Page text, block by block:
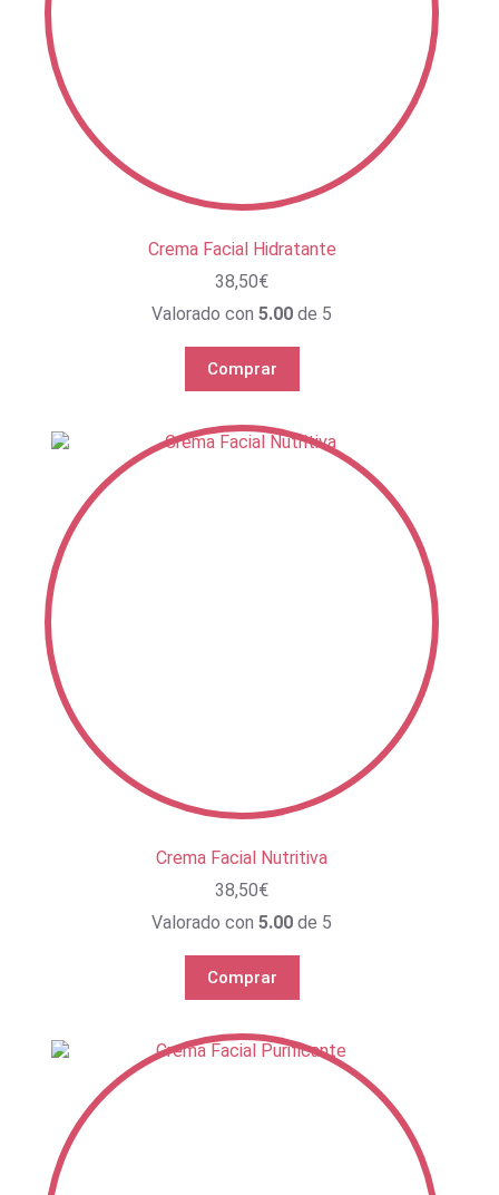
Crema Facial Hidratante
38,50€
Valorado con5.00 de 5
Comprar
Crema Facial Nutritiva
38,50€
Valorado con5.00 de 5
Comprar